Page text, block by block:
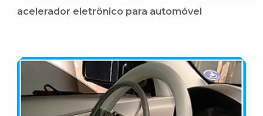
acelerador eletrônico para automóvel